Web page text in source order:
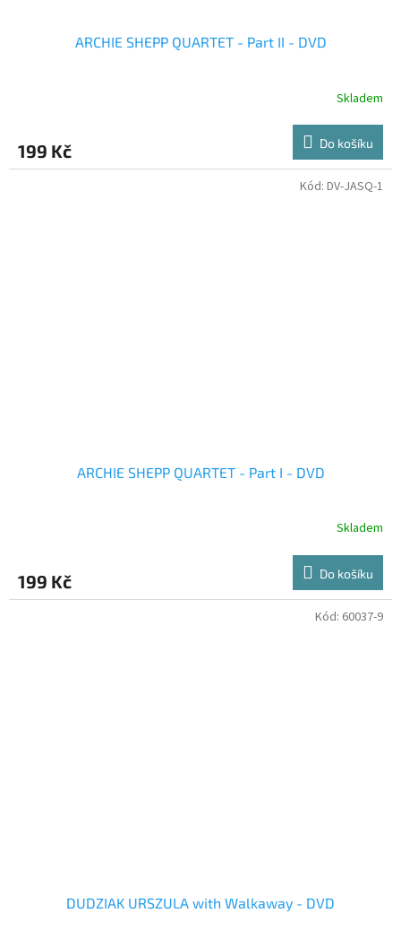
ARCHIE SHEPP QUARTET - Part II - DVD
Skladem
199 Kč Do košíku
ARCHIE SHEPP QUARTET - Part I - DVD
Skladem
199 Kč Do košíku
Kód: DV-JASQ-1
DUDZIAK URSZULA with Walkaway - DVD
Kód: 60037-9